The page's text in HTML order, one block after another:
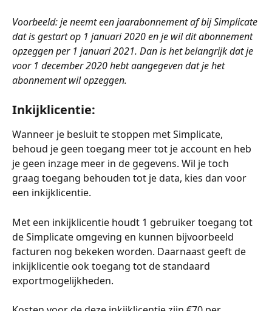
Voorbeeld: je neemt een jaarabonnement af bij Simplicate
dat is gestart op 1 januari 2020 en je wil dit abonnement
opzeggen per 1 januari 2021. Dan is het belangrijk dat je
voor 1 december 2020 hebt aangegeven dat je het
abonnement wil opzeggen.
Inkijklicentie:
Wanneer je besluit te stoppen met Simplicate,
behoud je geen toegang meer tot je account en heb
je geen inzage meer in de gegevens. Wil je toch
graag toegang behouden tot je data, kies dan voor
een inkijklicentie.
Met een inkijklicentie houdt 1 gebruiker toegang tot
de Simplicate omgeving en kunnen bijvoorbeeld
facturen nog bekeken worden. Daarnaast geeft de
inkijklicentie ook toegang tot de standaard
exportmogelijkheden.